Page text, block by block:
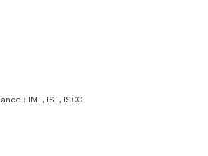
: IMT, IST, ISCO